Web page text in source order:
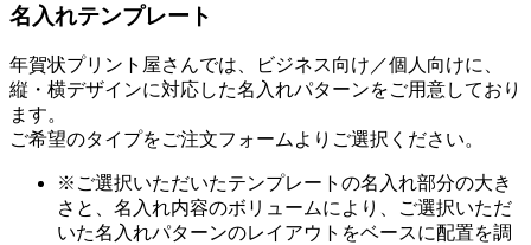
名入れテンプレート
年賀状プリント屋さんでは、ビジネス向け／個人向けに、
縦・横デザインに対応した名入れパターンをご用意しており
ます。
ご希望のタイプをご注文フォームよりご選択ください。
※ご選択いただいたテンプレートの名入れ部分の大き
さと、名入れ内容のボリュームにより、ご選択いただ
いた名入れパターンのレイアウトをベースに配置を調